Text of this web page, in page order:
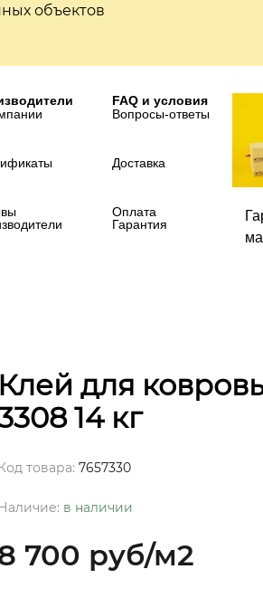
объектов
FAQ и условия
Вопросы-ответы
Доставка
Оплата
Гарантия
Клей для
14 кг
товара: 7657330
в наличии
700 руб/м2